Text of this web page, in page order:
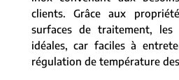
clients. Grâce aux
surfaces de traitement,
idéales, car faciles à
régulation de température